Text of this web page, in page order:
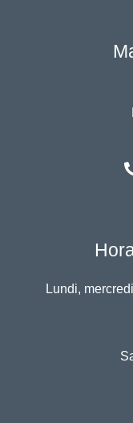
Lundi,